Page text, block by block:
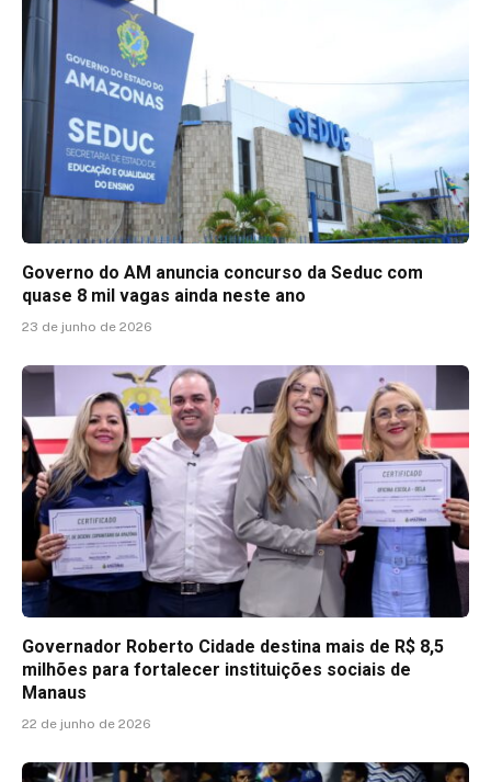
Governo do AM anuncia concurso da Seduc com
quase 8 mil vagas ainda neste ano
23 de junho de 2026
Governador Roberto Cidade destina mais de R$ 8,5
milhões para fortalecer instituições sociais de
Manaus
22 de junho de 2026